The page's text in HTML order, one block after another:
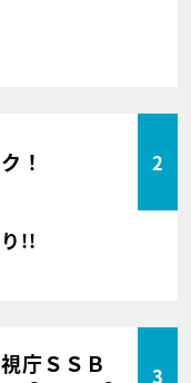
！ 2
!!
庁ＳＳＢ
3